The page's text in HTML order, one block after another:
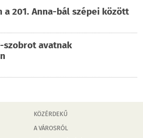
a 201. Anna-bál szépei között
avatnak
KÖZÉRDEKŰ
A VÁROSRÓL